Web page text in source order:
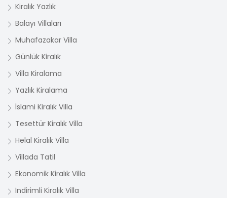
Kiralık Yazlık
Balayı Villaları
Muhafazakar Villa
Günlük Kiralık
Villa Kiralama
Yazlık Kiralama
İslami Kiralık Villa
Tesettür Kiralık Villa
Helal Kiralık Villa
Villada Tatil
Ekonomik Kiralık Villa
İndirimli Kiralık Villa